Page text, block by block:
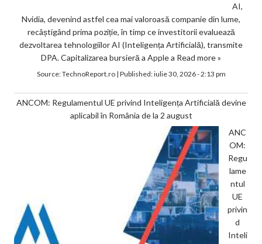
AI,
Nvidia, devenind astfel cea mai valoroasă companie din lume,
recâștigând prima poziție, în timp ce investitorii evaluează
dezvoltarea tehnologiilor AI (Inteligența Artificială), transmite
DPA. Capitalizarea bursieră a Apple a Read more »
Source:TechnoReport.ro| Published:iulie 30, 2026 - 2:13 pm
ANCOM: Regulamentul UE privind Inteligența Artificială devine
aplicabil în România de la 2 august
ANC
OM:
Regu
lame
ntul
UE
privin
d
Inteli